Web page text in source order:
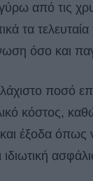
από τις
τα
όσο και
ποσό
κόστος,
έξοδα όπως